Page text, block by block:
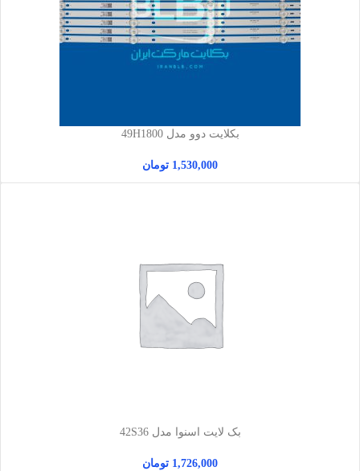
بکلایت دوو مدل 49H1800
1,530,000 تومان
بک لایت اسنوا مدل 42S36
1,726,000 تومان